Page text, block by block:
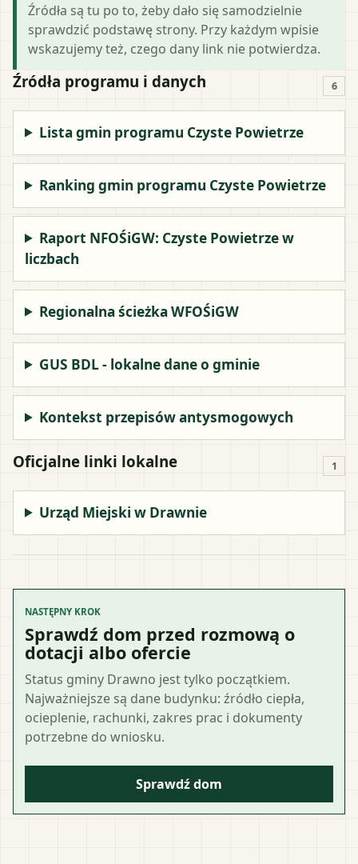
Źródła są tu po to, żeby dało się samodzielnie
sprawdzić podstawę strony. Przy każdym wpisie
wskazujemy też, czego dany link nie potwierdza.
Źródła programu i danych 6
Lista gmin programu Czyste Powietrze
Ranking gmin programu Czyste Powietrze
Raport NFOŚiGW: Czyste Powietrze w
liczbach
Regionalna ścieżka WFOŚiGW
GUS BDL - lokalne dane o gminie
Kontekst przepisów antysmogowych
Oficjalne linki lokalne 1
Urząd Miejski w Drawnie
NASTĘPNY KROK
Sprawdź dom przed rozmową o
dotacji albo ofercie
Status gminy Drawno jest tylko początkiem.
Najważniejsze są dane budynku: źródło ciepła,
ocieplenie, rachunki, zakres prac i dokumenty
potrzebne do wniosku.
Sprawdź dom